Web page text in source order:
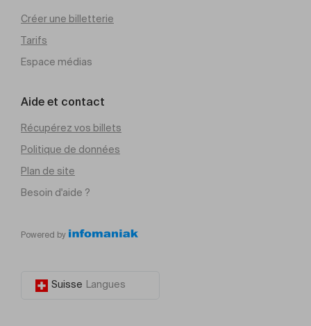
Créer une billetterie
Tarifs
Espace médias
Aide et contact
Récupérez vos billets
Politique de données
Plan de site
Besoin d'aide ?
Powered by
Suisse Langues